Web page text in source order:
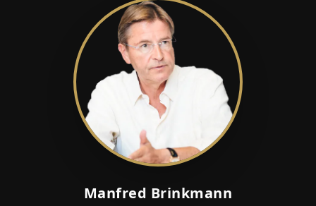
Manfred Brinkmann